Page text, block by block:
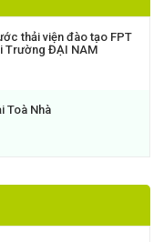
thải viện đào tạo FPT
Trường ĐẠI NAM
Toà Nhà